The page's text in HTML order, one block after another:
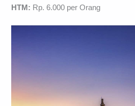
HTM: Rp. 6.000 per Orang